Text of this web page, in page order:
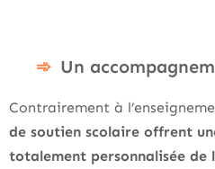
Un
Contrairement à
de soutien scolaire offrent
totalement personnalisée de